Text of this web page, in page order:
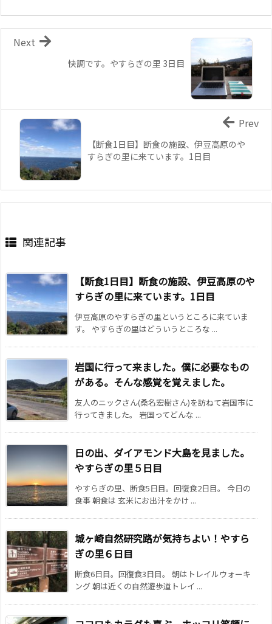
快調です。やすらぎの里 3日目
Next
【断食1日目】断食の施設、伊豆高原のや
すらぎの里に来ています。1日目
Prev
関連記事
【断食1日目】断食の施設、伊豆高原のや
すらぎの里に来ています。1日目
伊豆高原のやすらぎの里というところに来ていま
す。 やすらぎの里はどういうところな ...
岩国に行って来ました。僕に必要なもの
がある。そんな感覚を覚えました。
友人のニックさん(桑名宏樹さん)を訪ねて岩国市に
行ってきました。 岩国ってどんな ...
日の出、ダイアモンド大島を見ました。
やすらぎの里５日目
やすらぎの里、断食5日目。回復食2日目。 今日の
食事 朝食は 玄米にお出汁をかけ ...
城ヶ崎自然研究路が気持ちよい！やすら
ぎの里６日目
断食6日目。回復食3日目。 朝はトレイルウォーキ
ング 朝は近くの自然遊歩道トレイ ...